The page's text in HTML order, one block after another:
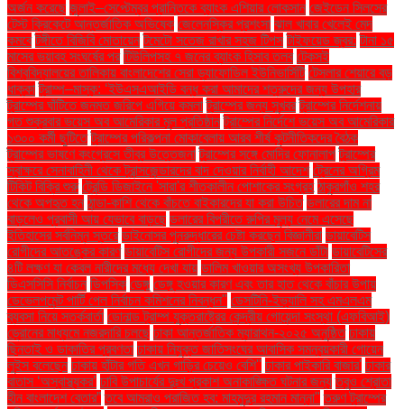
অর্জন করেছে জুলাই–সেপ্টেম্বর প্রান্তিকে ব্যাংক এশিয়ার লোকসান জেইডেন সিলসের
টেস্ট ক্রিকেটে আন্তর্জাতিক অভিষেক জেলেনস্কির প্রশংসা ঝাল খাবার খেলেই মেদ
কমবে টঙ্গীতে বিজিবি মোতায়েন টমেটো সতেজ রাখার সহজ টিপস টাইফয়েড জ্বর: টানা ১৫
মাসের ভয়াবহ সংঘর্ষের পর টিউলিপসহ ৭ জনের ব্যাংক হিসাব তলব টেকসই
বিশ্ববিদ্যালয়ের তালিকায় বাংলাদেশের সেরা ড্যাফোডিল ইউনিভার্সিটি টেসলার শেয়ারে বড়
ধাক্কা ট্রাম্প–মাস্ক: ‘ইউএসএআইডি বন্ধ করা আমাদের শত্রুদের জন্য উপহার
ট্রাম্পের ঘাঁটিতে জনমত জরিপে এগিয়ে কমলা ট্রাম্পের জন্য সুখবর ট্রাম্পের নির্দেশনায়
গত শুক্রবার ভয়েস অব আমেরিকার মূল প্রতিষ্ঠান ট্রাম্পের নির্দেশে ভয়েস অব আমেরিকার
১৩০০ কর্মী ছুটিতে ট্রাম্পের পরিকল্পনা মোকাবেলায় আরব শীর্ষ কূটনীতিকদের বৈঠক
ট্রাম্পের ভাষণে কংগ্রেসে তীব্র উত্তেজনা ট্রাম্পের সঙ্গে মোদির ফোনালাপ ট্রাম্পের
স্বাক্ষরে সেনাবাহিনী থেকে ট্রান্সজেন্ডারদের বাদ দেওয়ার নির্বাহী আদেশ ট্রেনের অগ্রিম
টিকিট বিক্রি শুরু ট্রেন্ডি ডিজাইনে 'সারা'র শীতকালীন পোশাকের সংগ্রহ ঠাকুরগাঁও শহর
থেকে অপহৃত হন ঠান্ডা-কাশি থেকে বাঁচতে বাইকারদের যা করা উচিত ডলারের দাম না
বাড়লেও প্রবাসী আয় যেভাবে বাড়ছে ডলারের বিপরীতে রুপির মূল্য নেমে এসেছে
ইতিহাসের সর্বনিম্ন স্তরে ডাইনোসর পুনরুদ্ধারের চেষ্টা করছেন বিজ্ঞানীরা ডায়াবেটিস
রোগীদের আতঙ্কের কারণ ডায়াবেটিস রোগীদের জন্য উপকারী সজনে ডাঁটা ডায়াবেটিসের
৪টি লক্ষণ যা কেবল নারীদের মধ্যে দেখা যায় ডালিম খাওয়ার অসংখ্য উপকারিতা
ডিএসসিসি নির্বাচন ডিপসিক ডেঙ্গু ডেঙ্গু হওয়ার কারণ এবং তার হাত থেকে বাঁচার উপায়
ডেভেলপমেন্ট পার্টি পেল নির্বাচন কমিশনের নিবন্ধন" ডেসটিনি-ইভ্যালি সহ এমএলএম
ব্যবসা নিয়ে সতর্কবার্তা ডোনাল্ড ট্রাম্প যুক্তরাষ্ট্রের কেন্দ্রীয় গোয়েন্দা সংস্থা (এফবিআই)
ড্রোনের মাধ্যমে নজরদারি চলছে ঢাকা আন্তর্জাতিক ম্যারাথন-২০২৫ অনুষ্ঠিত ঢাকায়
ছিনতাই ও ডাকাতির প্রবণতা ঢাকায় নিযুক্ত জাতিসংঘের আবাসিক সমন্বয়কারী গোয়েন
লুইস বলেছেন ঢাকায় হাঁটার গতি এখন গাড়ির চেয়েও বেশি'' ঢাকার পাইকারি বাজার' ঢাকার
বাতাস ‘অস্বাস্থ্যকর’ ঢাবি উপাচার্যের দুঃখ প্রকাশ অনাকাঙ্ক্ষিত ঘটনার জন্য তবুও শ্রোতা
হীন বাংলাদেশ বেতার” তবে আমরাও পরাজিত হব: মাহমুদুর রহমান মান্না" তরুণ ট্রাম্পের